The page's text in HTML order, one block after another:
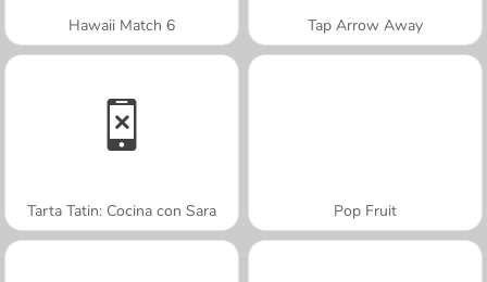
Hawaii Match 6 Tap Arrow Away
Tarta Tatin: Cocina con Sara Pop Fruit